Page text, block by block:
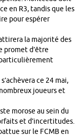
en R3, tandis que les
pour espérer
la majorité des
promet d’être
ce 24 mai,
joueurs et
morose au sein du
et d’incertitudes.
sur le FCMB en